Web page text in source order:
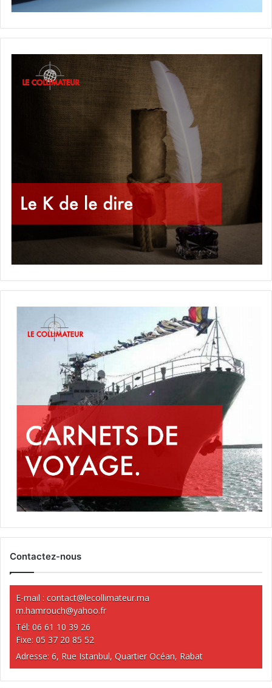
Contactez-nous
E-mail : contact@lecollimateur.ma
m.hamrouch@yahoo.fr
Tél: 06 61 10 39 26
Fixe: 05 37 20 85 52
Adresse: 6, Rue Istanbul, Quartier Océan, Rabat